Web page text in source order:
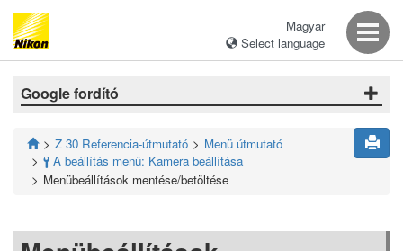
Magyar
Select language
Google fordító
Z 30 Referencia-útmutató Menü útmutató
B A beállítás menü: Kamera beállítása
Menübeállítások mentése/betöltése